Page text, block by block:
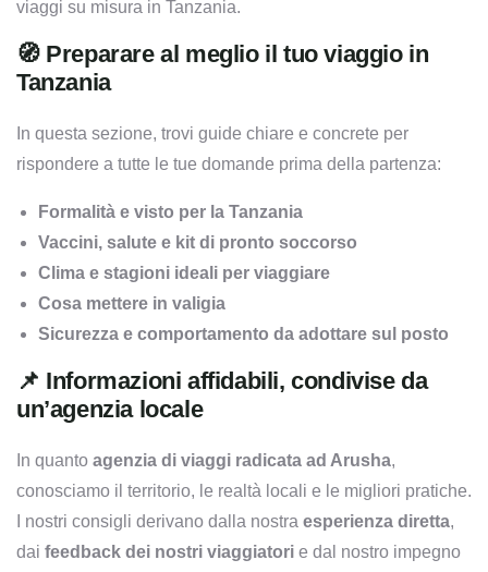
viaggi su misura in Tanzania.
🧭 Preparare al meglio il tuo viaggio in
Tanzania
In questa sezione, trovi guide chiare e concrete per
rispondere a tutte le tue domande prima della partenza:
Formalità e visto per la Tanzania
Vaccini, salute e kit di pronto soccorso
Clima e stagioni ideali per viaggiare
Cosa mettere in valigia
Sicurezza e comportamento da adottare sul posto
📌 Informazioni affidabili, condivise da
un’agenzia locale
In quanto agenzia di viaggi radicata ad Arusha,
conosciamo il territorio, le realtà locali e le migliori pratiche.
I nostri consigli derivano dalla nostra esperienza diretta,
dai feedback dei nostri viaggiatori e dal nostro impegno